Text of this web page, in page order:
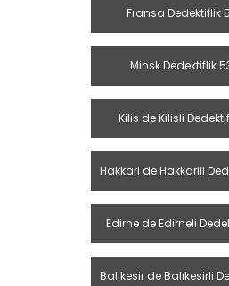
Fransa Dedektiflik
Minsk Dedektiflik
Kilis de Kilisli
Hakkari de Hakkarili
Edirne de Edirneli
Balıkesir de Balıkesirli